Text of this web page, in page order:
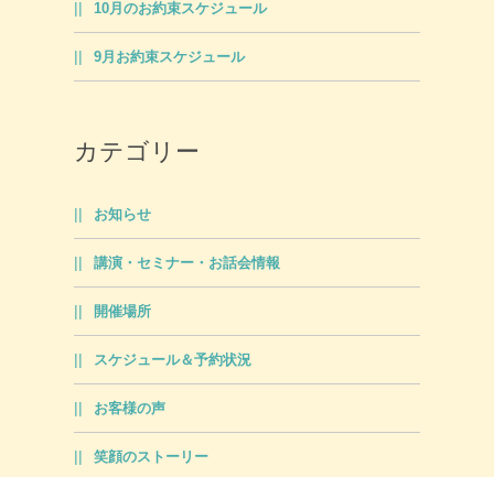
10月のお約束スケジュール
9月お約束スケジュール
カテゴリー
お知らせ
講演・セミナー・お話会情報
開催場所
スケジュール＆予約状況
お客様の声
笑顔のストーリー